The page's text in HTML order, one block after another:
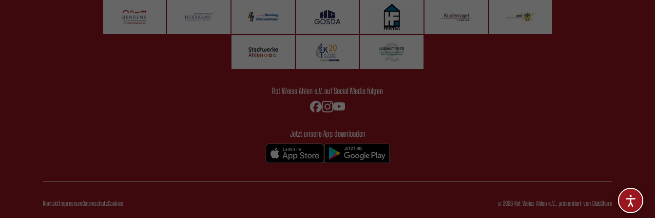
Rot Weiss Ahlen e.V. auf Social Media folgen
Jetzt unsere App downloaden
KontaktImpressumDatenschutzCookies © 2026 Rot Weiss Ahlen e.V., präsentiert vonClubShare